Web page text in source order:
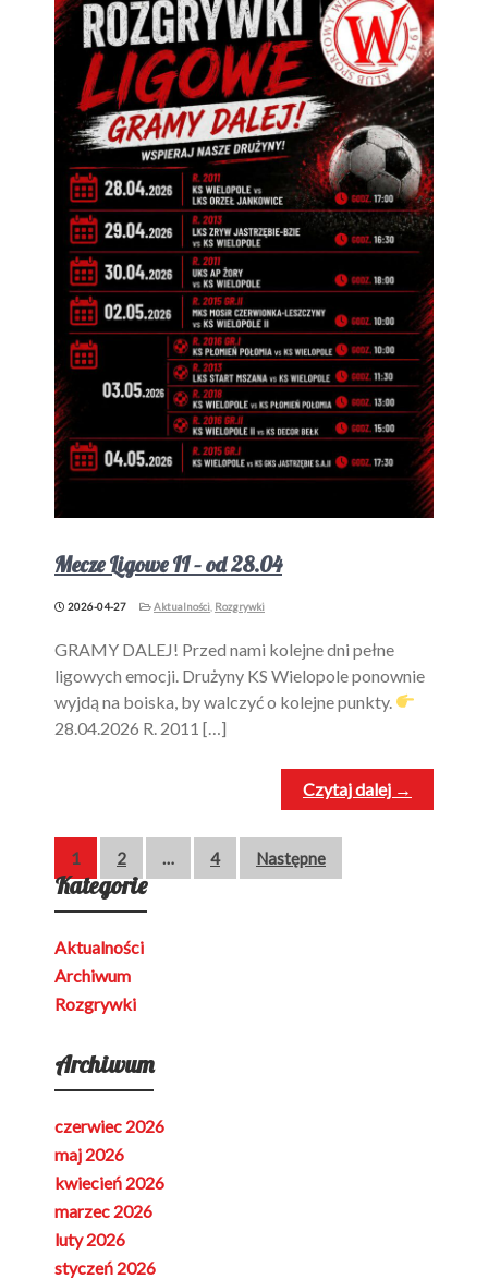
Mecze Ligowe II – od 28.04
2026-04-27 Aktualności Rozgrywki
GRAMY DALEJ! Przed nami kolejne dni pełne
ligowych emocji. Drużyny KS Wielopole ponownie
wyjdą na boiska, by walczyć o kolejne punkty.
28.04.2026 R. 2011 […]
Czytaj dalej →
Stronicowanie
wpisów
1 2 … 4 Następne
Kategorie
Aktualności
Archiwum
Rozgrywki
Archiwum
czerwiec 2026
maj 2026
kwiecień 2026
marzec 2026
luty 2026
styczeń 2026